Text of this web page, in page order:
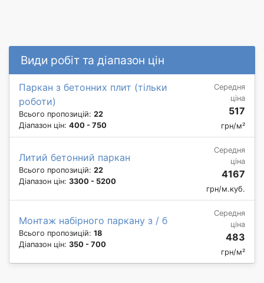
Види робіт та діапазон цін
Паркан з бетонних плит (тільки
роботи)
Всього пропозицій: 22
Діапазон цін: 400 - 750
Середня
ціна
517
грн/м²
Литий бетонний паркан
Всього пропозицій: 22
Діапазон цін: 3300 - 5200
Середня
ціна
4167
грн/м.куб.
Монтаж набірного паркану з / б
Всього пропозицій: 18
Діапазон цін: 350 - 700
Середня
ціна
483
грн/м²